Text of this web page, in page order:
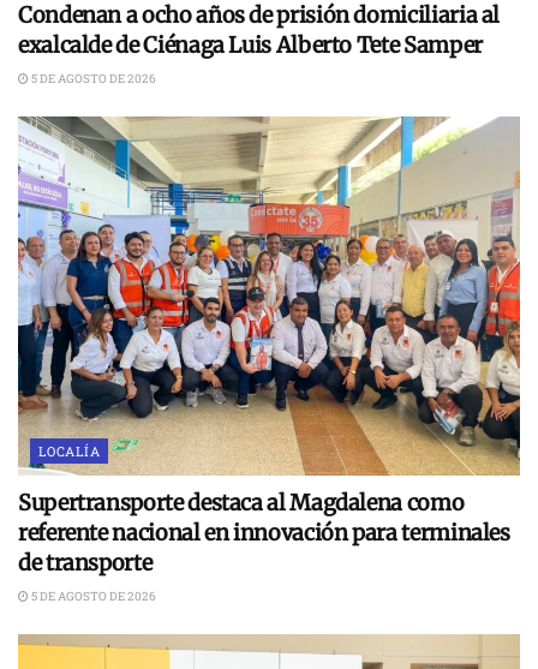
Condenan a ocho años de prisión domiciliaria al
exalcalde de Ciénaga Luis Alberto Tete Samper
5 DE AGOSTO DE 2026
LOCALÍA
Supertransporte destaca al Magdalena como
referente nacional en innovación para terminales
de transporte
5 DE AGOSTO DE 2026